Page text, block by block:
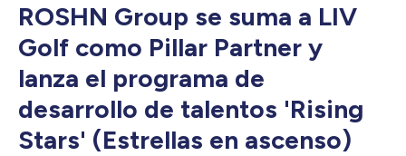
ROSHN Group se suma a LIV
Golf como Pillar Partner y
lanza el programa de
desarrollo de talentos 'Rising
Stars' (Estrellas en ascenso)